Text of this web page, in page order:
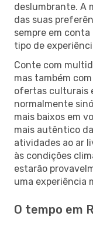
deslumbrante. A
das suas
sempre em
tipo de
Conte com
mas também
ofertas culturais
normalmente
mais baixos em
mais autêntico
atividades ao ar
às condições
estarão
uma experiência
O tempo em